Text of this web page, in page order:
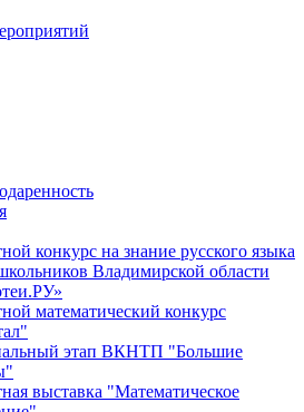
конкурс на знание русского языка
Владимирской области
математический конкурс
этап ВКНТП "Большие
выставка "Математическое